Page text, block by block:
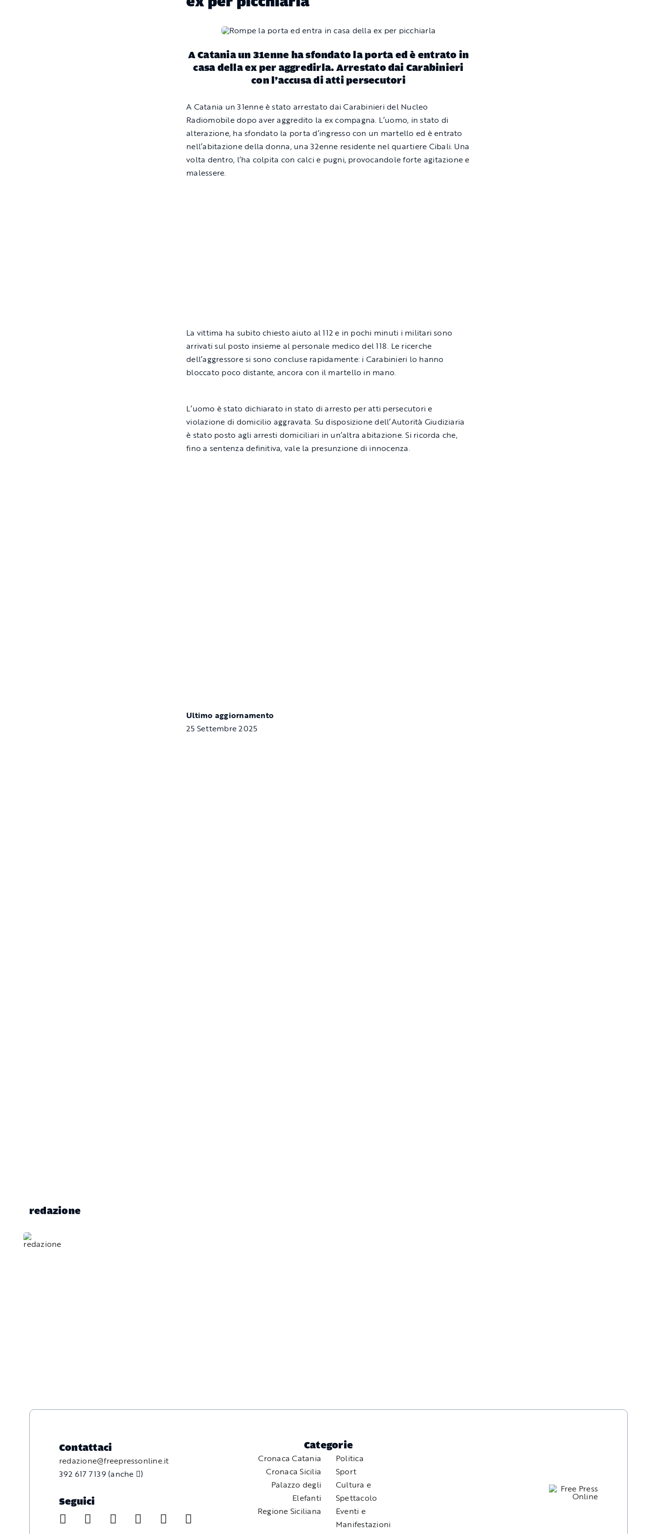
A Catania un 31enne ha sfondato la porta ed è entrato in
casa della ex per aggredirla. Arrestato dai Carabinieri
con l’accusa di atti persecutori
A Catania un 31enne è stato arrestato dai Carabinieri del Nucleo
Radiomobile dopo aver aggredito la ex compagna. L’uomo, in stato di
alterazione, ha sfondato la porta d’ingresso con un martello ed è entrato
nell’abitazione della donna, una 32enne residente nel quartiere Cibali. Una
volta dentro, l’ha colpita con calci e pugni, provocandole forte agitazione e
malessere.
La vittima ha subito chiesto aiuto al 112 e in pochi minuti i militari sono
arrivati sul posto insieme al personale medico del 118. Le ricerche
dell’aggressore si sono concluse rapidamente: i Carabinieri lo hanno
bloccato poco distante, ancora con il martello in mano.
L’uomo è stato dichiarato in stato di arresto per atti persecutori e
violazione di domicilio aggravata. Su disposizione dell’Autorità Giudiziaria
è stato posto agli arresti domiciliari in un’altra abitazione. Si ricorda che,
fino a sentenza definitiva, vale la presunzione di innocenza.
Ultimo aggiornamento
25 Settembre 2025
redazione
Contattaci
redazione@freepressonline.it
392 617 7139 (anche
)
Seguici
Categorie
Cronaca Catania
Cronaca Sicilia
Palazzo degli
Elefanti
Regione Siciliana
Politica
Sport
Cultura e
Spettacolo
Eventi e
Manifestazioni